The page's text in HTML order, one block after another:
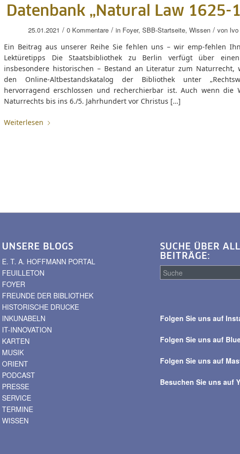
Datenbank „Natural Law 1625-
25.01.2021 / 0 Kommentare / in Foyer, SBB-Startseite, Wissen / von Ivo
Ein Beitrag aus unserer Reihe Sie fehlen uns – wir emp-fehlen
Lektüretipps Die Staatsbibliothek zu Berlin verfügt über
insbesondere historischen – Bestand an Literatur zum Naturrecht,
den Online-Altbestandskatalog der Bibliothek unter
hervorragend erschlossen und recherchierbar ist. Auch wenn die
Naturrechts bis ins 6./5. Jahrhundert vor Christus […]
Weiterlesen
UNSERE BLOGS
E. T. A. HOFFMANN PORTAL
FEUILLETON
FOYER
FREUNDE DER BIBLIOTHEK
HISTORISCHE DRUCKE
INKUNABELN
IT-INNOVATION
KARTEN
MUSIK
ORIENT
PODCAST
PRESSE
SERVICE
TERMINE
WISSEN
SUCHE ÜBER
BEITRÄGE:
alle
Folgen Sie uns auf
Folgen Sie uns auf
Folgen Sie uns auf
Besuchen Sie uns auf